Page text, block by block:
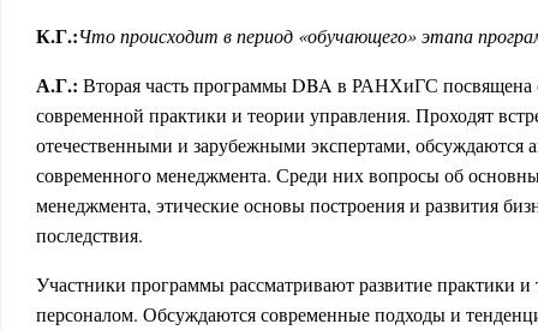
К.Г.:Что происходит в период «обучающего» этапа
А.Г.: Вторая часть программы DBA в РАНХиГС посвящена
современной практики и теории управления. Проходят
отечественными и зарубежными экспертами, обсуждаются
современного менеджмента. Среди них вопросы об
менеджмента, этические основы построения и развития
последствия.
Участники программы рассматривают развитие практики и
персоналом. Обсуждаются современные подходы и